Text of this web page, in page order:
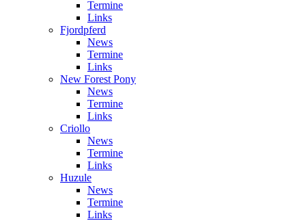
Termine
Links
Fjordpferd
News
Termine
Links
New Forest Pony
News
Termine
Links
Criollo
News
Termine
Links
Huzule
News
Termine
Links